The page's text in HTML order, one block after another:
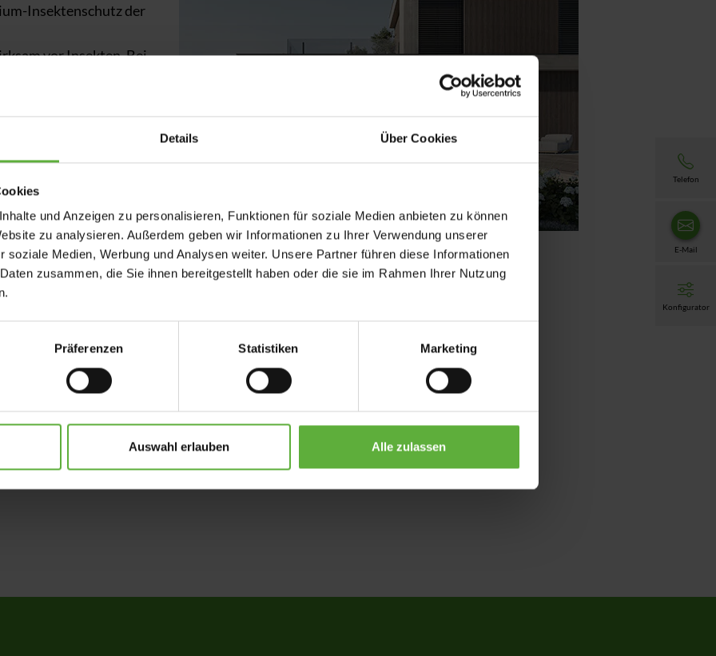
Details Über Cookies
und Anzeigen zu personalisieren, Funktionen für soziale Medien anbieten zu können
zu analysieren. Außerdem geben wir Informationen zu Ihrer Verwendung unserer
soziale Medien, Werbung und Analysen weiter. Unsere Partner führen diese Informationen
zusammen, die Sie ihnen bereitgestellt haben oder die sie im Rahmen Ihrer Nutzung
Präferenzen Statistiken Marketing
Auswahl erlauben Alle zulassen
Insektenschutz der
vor Insekten. Bei
Führungsschienen
verbleiben
der WAREMA
diehervorragende
Gleichzeitig überzeugt
höchster Reißfestigkeit
aussperren? Zögern Sie
zu allem rund um das
Telefon
E-Mail
Konfigurator